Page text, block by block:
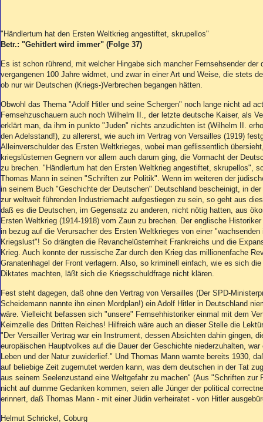
"Händlertum hat den Ersten Weltkrieg angestiftet, skrupellos"
Betr.: "Gehitlert wird immer" (Folge 37)
Es ist schon rührend, mit welcher Hingabe sich mancher Fernsehsender der
vergangenen 100 Jahre widmet, und zwar in einer Art und Weise, die stets
ob nur wir Deutschen (Kriegs-)Verbrechen begangen hätten.
Obwohl das Thema "Adolf Hitler und seine Schergen" noch lange nicht ad
Fernsehzuschauern auch noch Wilhelm II., der letzte deutsche Kaiser, als
erklärt man, da ihm in punkto "Juden" nichts anzudichten ist (Wilhelm II.
den Adelsstand!), zu allererst, wie auch im Vertrag von Versailles (1919)
Alleinverschulder des Ersten Weltkrieges, wobei man geflissentlich
kriegslüsternen Gegnern vor allem auch darum ging, die Vormacht der
zu brechen. "Händlertum hat den Ersten Weltkrieg angestiftet, skrupellos",
Thomas Mann in seinen "Schriften zur Politik". Wenn im weiteren der
in seinem Buch "Geschichte der Deutschen" Deutschland bescheinigt, in
zur weltweit führenden Industriemacht aufgestiegen zu sein, so geht aus
daß es die Deutschen, im Gegensatz zu anderen, nicht nötig hatten, aus
Ersten Weltkrieg (1914-1918) vom Zaun zu brechen. Der englische
in bezug auf die Verursacher des Ersten Weltkrieges von einer "wachsenden
Kriegslust"! So drängten die Revanchelüsternheit Frankreichs und die
Krieg. Auch konnte der russische Zar durch den Krieg das millionenfache
Granatenhagel der Front verlagern. Also, so kriminell einfach, wie es sich
Diktates machten, läßt sich die Kriegsschuldfrage nicht klären.
Fest steht dagegen, daß ohne den Vertrag von Versailles (Der SPD-
Scheidemann nannte ihn einen Mordplan!) ein Adolf Hitler in Deutschland
wäre. Vielleicht befassen sich "unsere" Fernsehhistoriker einmal mit dem
Keimzelle des Dritten Reiches! Hilfreich wäre auch an dieser Stelle die
"Der Versailler Vertrag war ein Instrument, dessen Absichten dahin gingen,
europäischen Hauptvolkes auf die Dauer der Geschichte niederzuhalten,
Leben und der Natur zuwiderlief." Und Thomas Mann warnte bereits 1930,
auf beliebige Zeit zugemutet werden kann, was dem deutschen in der Tat
aus seinem Seelenzustand eine Weltgefahr zu machen" (Aus "Schriften zur
nicht auf dumme Gedanken kommen, seien alle Jünger der political
erinnert, daß Thomas Mann - mit einer Jüdin verheiratet - von Hitler
Helmut Schrickel, Coburg